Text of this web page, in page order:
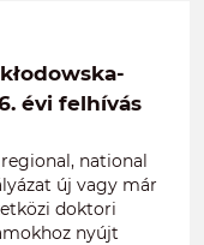
évi felhívás
national
új vagy már
doktori
nyújt